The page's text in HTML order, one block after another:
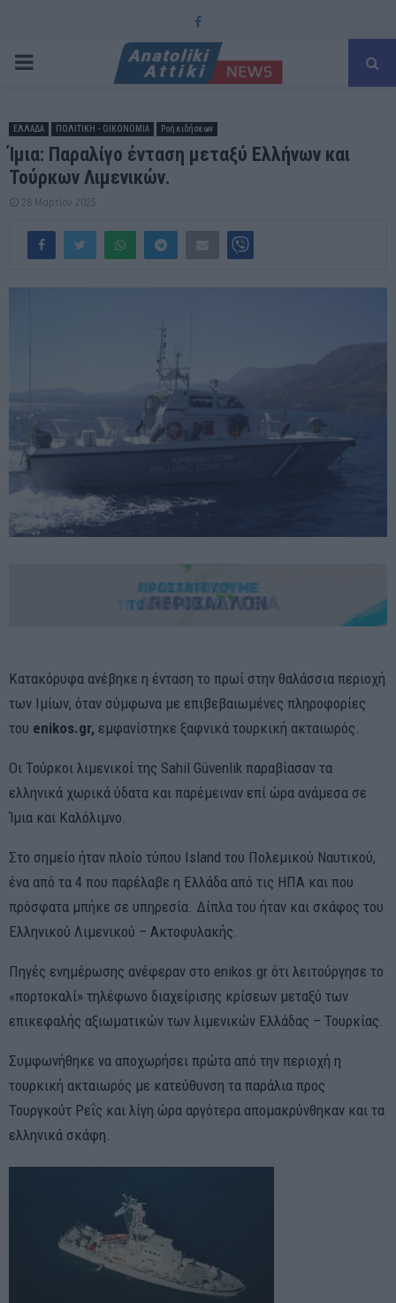
Facebook
PRIMARY
ΕΛΛΑΔΑ ΠΟΛΙΤΙΚΗ - ΟΙΚΟΝΟΜΙΑ Ροή ειδήσεων
Ίμια: Παραλίγο ένταση μεταξύ Ελλήνων και
Τούρκων Λιμενικών.
28 Μαρτίου 2025
Κατακόρυφα ανέβηκε η ένταση το πρωί στην θαλάσσια περιοχή
των Ιμίων, όταν σύμφωνα με επιβεβαιωμένες πληροφορίες
του enikos.gr, εμφανίστηκε ξαφνικά τουρκική ακταιωρός.
Οι Τούρκοι λιμενικοί της Sahil Güvenlik παραβίασαν τα
ελληνικά χωρικά ύδατα και παρέμειναν επί ώρα ανάμεσα σε
Ίμια και Καλόλιμνο.
Στο σημείο ήταν πλοίο τύπου Island του Πολεμικού Ναυτικού,
ένα από τα 4 που παρέλαβε η Ελλάδα από τις ΗΠΑ και που
πρόσφατα μπήκε σε υπηρεσία. Δίπλα του ήταν και σκάφος του
Ελληνικού Λιμενικού – Ακτοφυλακής.
Πηγές ενημέρωσης ανέφεραν στο enikos.gr ότι λειτούργησε το
«πορτοκαλί» τηλέφωνο διαχείρισης κρίσεων μεταξύ των
επικεφαλής αξιωματικών των λιμενικών Ελλάδας – Τουρκίας.
Συμφωνήθηκε να αποχωρήσει πρώτα από την περιοχή η
τουρκική ακταιωρός με κατεύθυνση τα παράλια προς
Τουργκούτ Ρεΐς και λίγη ώρα αργότερα απομακρύνθηκαν και τα
ελληνικά σκάφη.